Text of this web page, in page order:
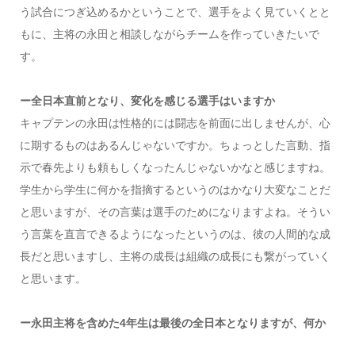
う試合につぎ込めるかということで、選手をよく見ていくとと
もに、主将の永田と相談しながらチームを作っていきたいで
す。
ー全日本直前となり、変化を感じる選手はいますか
キャプテンの永田は性格的には闘志を前面に出しませんが、心
に期するものはあるんじゃないですか。ちょっとした言動、指
示で春先よりも頼もしくなったんじゃないかなと感じますね。
学生から学生に何かを指摘するというのはかなり大変なことだ
と思いますが、その言葉は選手のためになりますよね。そうい
う言葉を直言できるようになったというのは、彼の人間的な成
長だと思いますし、主将の成長は組織の成長にも繋がっていく
と思います。
ー永田主将を含めた4年生は最後の全日本となりますが、何か